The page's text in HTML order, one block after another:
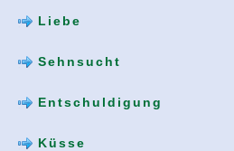
Liebe
Sehnsucht
Entschuldigung
Küsse